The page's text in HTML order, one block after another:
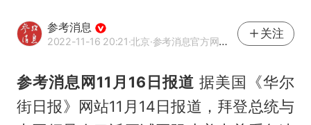
参考消息
2022-11-16 20:21·北京·参考消息官方网易号
关注
参考消息网11月16日报道 据美国《华尔
街日报》网站11月14日报道，拜登总统与